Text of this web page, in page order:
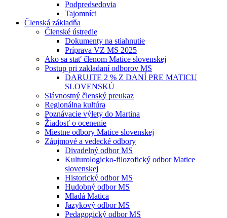
Podpredsedovia
Tajomníci
Členská základňa
Členské ústredie
Dokumenty na stiahnutie
Príprava VZ MS 2025
Ako sa stať členom Matice slovenskej
Postup pri zakladaní odborov MS
DARUJTE 2 % Z DANÍ PRE MATICU
SLOVENSKÚ
Slávnostný členský preukaz
Regionálna kultúra
Poznávacie výlety do Martina
Žiadosť o ocenenie
Miestne odbory Matice slovenskej
Záujmové a vedecké odbory
Divadelný odbor MS
Kulturologicko-filozofický odbor Matice
slovenskej
Historický odbor MS
Hudobný odbor MS
Mladá Matica
Jazykový odbor MS
Pedagogický odbor MS